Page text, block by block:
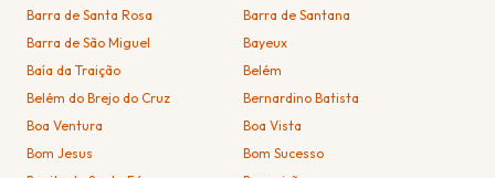
Barra de Santa Rosa
Barra de Santana
Barra de São Miguel
Bayeux
Baía da Traição
Belém
Belém do Brejo do Cruz
Bernardino Batista
Boa Ventura
Boa Vista
Bom Jesus
Bom Sucesso